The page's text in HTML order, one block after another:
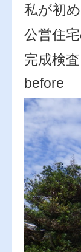
私が初
公営住
完成検
before